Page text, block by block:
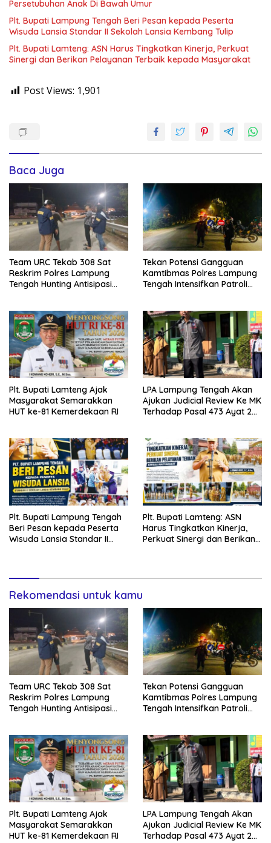
Persetubuhan Anak Di Bawah Umur
Plt. Bupati Lampung Tengah Beri Pesan kepada Peserta
Wisuda Lansia Standar II Sekolah Lansia Kembang Tulip
Plt. Bupati Lamteng: ASN Harus Tingkatkan Kinerja, Perkuat
Sinergi dan Berikan Pelayanan Terbaik kepada Masyarakat
Post Views: 1,901
Baca Juga
Team URC Tekab 308 Sat
Reskrim Polres Lampung
Tengah Hunting Antisipasi
Tekan Potensi Gangguan
Kamtibmas Polres Lampung
Tengah Intensifkan Patroli
Plt. Bupati Lamteng Ajak
Masyarakat Semarakkan
HUT ke-81 Kemerdekaan RI
LPA Lampung Tengah Akan
Ajukan Judicial Review Ke MK
Terhadap Pasal 473 Ayat 2
Umur
Plt. Bupati Lampung Tengah
Beri Pesan kepada Peserta
Wisuda Lansia Standar II
Plt. Bupati Lamteng: ASN
Harus Tingkatkan Kinerja,
Perkuat Sinergi dan Berikan
Rekomendasi untuk kamu
Team URC Tekab 308 Sat
Reskrim Polres Lampung
Tengah Hunting Antisipasi
Tekan Potensi Gangguan
Kamtibmas Polres Lampung
Tengah Intensifkan Patroli
Plt. Bupati Lamteng Ajak
Masyarakat Semarakkan
HUT ke-81 Kemerdekaan RI
LPA Lampung Tengah Akan
Ajukan Judicial Review Ke MK
Terhadap Pasal 473 Ayat 2